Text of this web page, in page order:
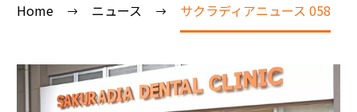
Home ニュース サクラディアニュース 058